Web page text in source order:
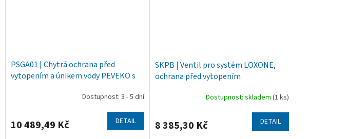
PSGA01 | Chytrá ochrana před
vytopením a únikem vody PEVEKO s
je
Dostupnost: 3 - 5 dní
10 489,49 Kč DETAIL
SKPB | Ventil pro systém LOXONE,
ochrana před vytopením
Dostupnost: skladem (1 ks)
8 385,30 Kč DETAIL